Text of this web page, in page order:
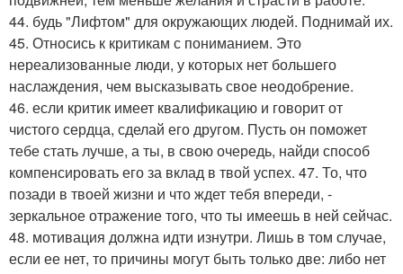
44. будь "Лифтом" для окружающих людей. Поднимай их.
45. Относись к критикам с пониманием. Это
нереализованные люди, у которых нет большего
наслаждения, чем высказывать свое неодобрение.
46. если критик имеет квалификацию и говорит от
чистого сердца, сделай его другом. Пусть он поможет
тебе стать лучше, а ты, в свою очередь, найди способ
компенсировать его за вклад в твой успех. 47. То, что
позади в твоей жизни и что ждет тебя впереди, -
зеркальное отражение того, что ты имеешь в ней сейчас.
48. мотивация должна идти изнутри. Лишь в том случае,
если ее нет, то причины могут быть только две: либо нет